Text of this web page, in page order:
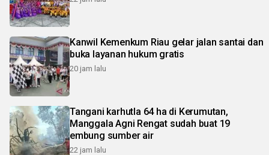
Kanwil Kemenkum Riau gelar jalan santai dan
buka layanan hukum gratis
20 jam lalu
Tangani karhutla 64 ha di Kerumutan,
Manggala Agni Rengat sudah buat 19
embung sumber air
22 jam lalu